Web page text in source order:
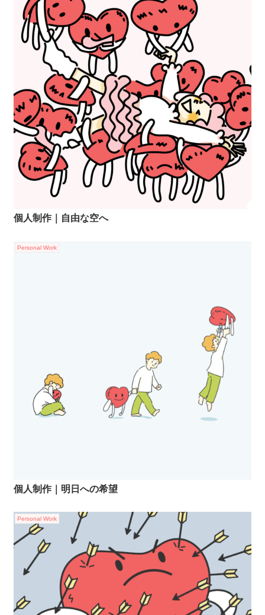
個人制作｜自由な空へ
Personal Work
個人制作｜明日への希望
Personal Work